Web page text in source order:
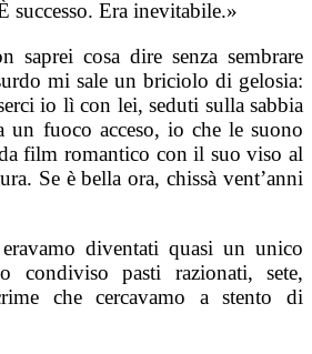
successo. Era inevitabile.»
saprei cosa dire senza sembrare
mi sale un briciolo di gelosia:
io lì con lei, seduti sulla sabbia
un fuoco acceso, io che le suono
film romantico con il suo viso al
Se è bella ora, chissà vent’anni
diventati quasi un unico
condiviso pasti razionati, sete,
che cercavamo a stento di